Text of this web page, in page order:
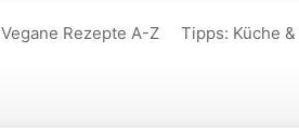
Vegane Rezepte A-Z Tipps: Küche